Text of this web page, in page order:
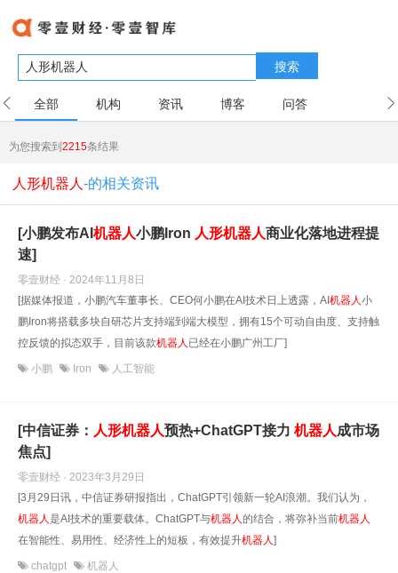
搜索
全部 机构 资讯 博客 问答
为您搜索到2215条结果
人形机器人 -的相关资讯
[小鹏发布AI 机器人小鹏Iron 人形机器人商业化落地进程提
速]
零壹财经 · 2024年11月8日
[据媒体报道，小鹏汽车董事长、CEO何小鹏在AI技术日上透露，AI机器人小
鹏Iron将搭载多块自研芯片支持端到端大模型，拥有15个可动自由度、支持触
控反馈的拟态双手，目前该款机器人 已经在小鹏广州工厂]
小鹏 Iron 人工智能
[中信证券： 人形机器人预热+ChatGPT接力 机器人成市场
焦点]
零壹财经 · 2023年3月29日
[3月29日讯，中信证券研报指出，ChatGPT引领新一轮AI浪潮。我们认为，
机器人是AI技术的重要载体。ChatGPT与机器人的结合，将弥补当前机器人
在智能性、易用性、经济性上的短板，有效提升机器人]
chatgpt 机器人